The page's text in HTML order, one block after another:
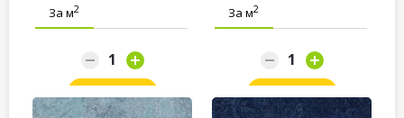
За м2
Заказать
За м2
Заказать